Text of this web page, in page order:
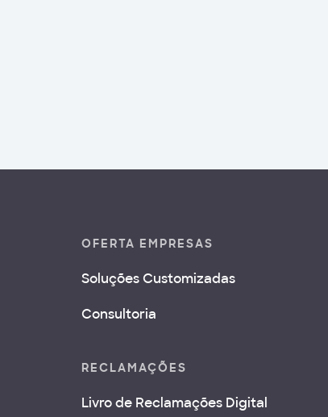
OFERTA EMPRESAS
Soluções Customizadas
Consultoria
RECLAMAÇÕES
Livro de Reclamações Digital